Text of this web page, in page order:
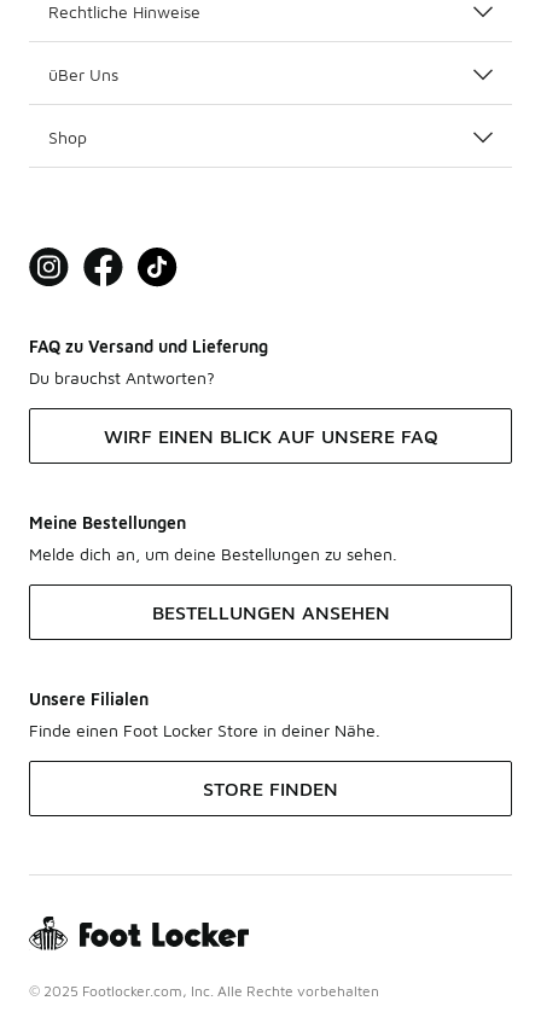
Rechtliche Hinweise
üBer Uns
Shop
FAQ zu Versand und Lieferung
Du brauchst Antworten?
WIRF EINEN BLICK AUF UNSERE FAQ
Meine Bestellungen
Melde dich an, um deine Bestellungen zu sehen.
BESTELLUNGEN ANSEHEN
Unsere Filialen
Finde einen Foot Locker Store in deiner Nähe.
STORE FINDEN
© 2025 Footlocker.com, Inc. Alle Rechte vorbehalten